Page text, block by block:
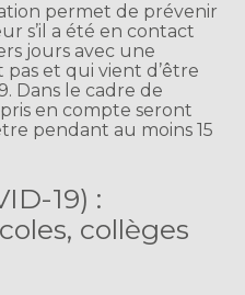
permet de prévenir
s’il a été en contact
jours avec une
et qui vient d’être
Dans le cadre de
pris en compte seront
pendant au moins 15
19) :
collèges